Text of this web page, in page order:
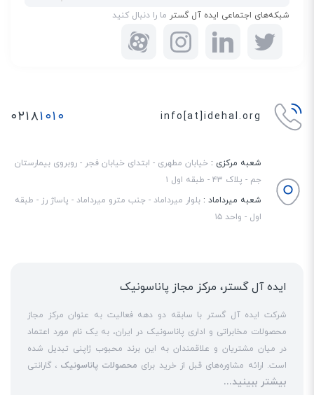
امروزه سیگنال‌ها و امواج ارسالی از طرف تلفن‌های بیسیم برای برخی خانواده‌ها
شبکه‌های اجتماعی ایده آل گسترما را دنبال کنید
info[at]idehal.org ۰۲۱۸۱۰۱۰
شعبه مرکزی : خیابان مطهری - ابتدای خیابان فجر - روبروی بیمارستان
جم - پلاک ۴۳ - طبقه اول ۱
شعبه میرداماد : بلوار میرداماد - جنب مترو میرداماد - پاساژ رز - طبقه
اول - واحد ۱۵
ایده آل گستر، مرکز مجاز پاناسونیک
شرکت ایده آل گستر با سابقه دو دهه فعالیت به عنوان مرکز مجاز
محصولات مخابراتی و اداری پاناسونیک در ایران، به یک نام مورد اعتماد
در میان مشتریان و علاقمندان به این برند محبوب ژاپنی تبدیل شده
است. ارائه مشاوره‌های قبل از خرید برایمحصولات پاناسونیک، گارانتی
18 ماهه معتبر و شرکتی برای کلیه محصولات عرضه شده و تعهد کامل
بیشتر ببینید...